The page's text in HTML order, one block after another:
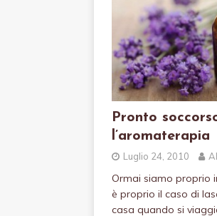
Pronto
l’aromaterapia
Luglio 24, 2010
Ormai siamo proprio
è proprio il caso di
casa quando si